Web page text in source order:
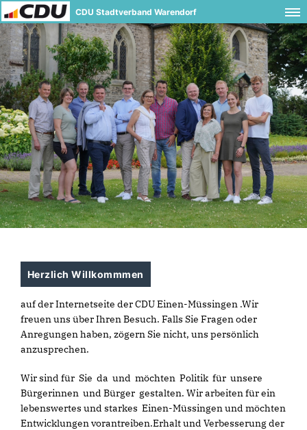
CDU Stadtverband Warendorf
Herzlich Willkommmen
auf der Internetseite der CDU Einen-Müssingen .Wir
freuen uns über Ihren Besuch. Falls Sie Fragen oder
Anregungen haben, zögern Sie nicht, uns persönlich
anzusprechen.
Wir sind für Sie da und möchten Politik für unsere
Bürgerinnen und Bürger gestalten. Wir arbeiten für ein
lebenswertes und starkes Einen-Müssingen und möchten
Entwicklungen vorantreiben.Erhalt und Verbesserung der